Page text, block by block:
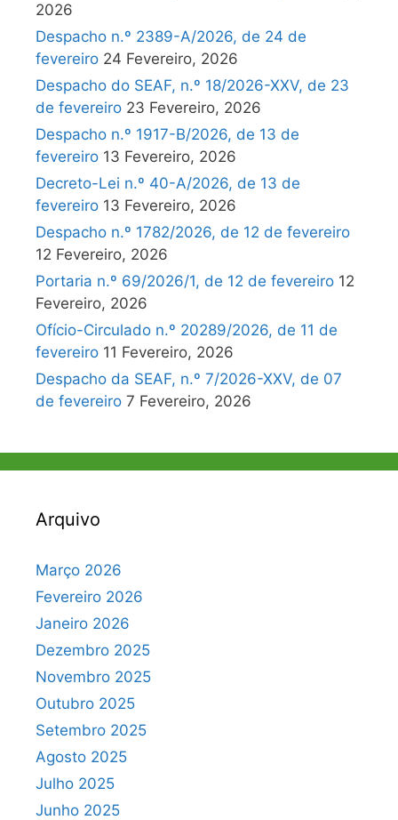
2026
Despacho n.º 2389-A/2026, de 24 de
fevereiro 24 Fevereiro, 2026
Despacho do SEAF, n.º 18/2026-XXV, de 23
de fevereiro 23 Fevereiro, 2026
Despacho n.º 1917-B/2026, de 13 de
fevereiro 13 Fevereiro, 2026
Decreto-Lei n.º 40-A/2026, de 13 de
fevereiro 13 Fevereiro, 2026
Despacho n.º 1782/2026, de 12 de fevereiro
12 Fevereiro, 2026
Portaria n.º 69/2026/1, de 12 de fevereiro 12
Fevereiro, 2026
Ofício-Circulado n.º 20289/2026, de 11 de
fevereiro 11 Fevereiro, 2026
Despacho da SEAF, n.º 7/2026-XXV, de 07
de fevereiro 7 Fevereiro, 2026
Arquivo
Março 2026
Fevereiro 2026
Janeiro 2026
Dezembro 2025
Novembro 2025
Outubro 2025
Setembro 2025
Agosto 2025
Julho 2025
Junho 2025